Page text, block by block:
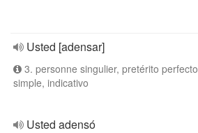
Usted [adensar]
3. personne singulier, pretérito perfecto
simple, indicativo
Usted adensó